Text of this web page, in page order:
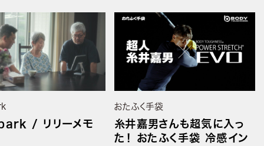
/ リリーメモ
おたふく手袋
糸井嘉男さんも超気に入っ
た！ おたふく手袋 冷感イン